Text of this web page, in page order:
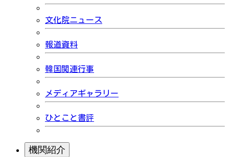
文化院ニュース
報道資料
韓国関連行事
メディアギャラリー
ひとこと書評
機関紹介